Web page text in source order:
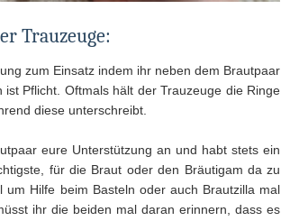
Trauzeuge:
zum Einsatz indem ihr neben dem Brautpaar
Pflicht. Oftmals hält der Trauzeuge die Ringe
diese unterschreibt.
eure Unterstützung an und habt stets ein
für die Braut oder den Bräutigam da zu
Hilfe beim Basteln oder auch Brautzilla mal
ihr die beiden mal daran erinnern, dass es